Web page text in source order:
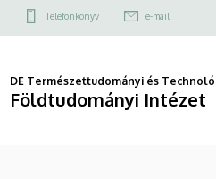
Telefonkönyv e-mail
DE Természettudományi és
Földtudományi Intézet